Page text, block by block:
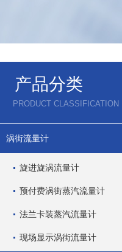
产品分类
PRODUCT CLASSIFICATION
涡街流量计
旋进旋涡流量计
预付费涡街蒸汽流量计
法兰卡装蒸汽流量计
现场显示涡街流量计